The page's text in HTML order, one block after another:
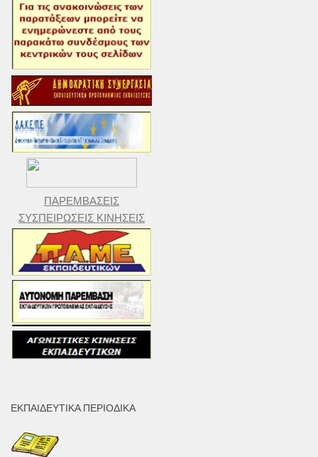
ΠΑΡΕΜΒΑΣΕΙΣ
ΣΥΣΠΕΙΡΩΣΕΙΣ ΚΙΝΗΣΕΙΣ
ΕΚΠΑΙΔΕΥΤΙΚΆ ΠΕΡΙΟΔΙΚΆ